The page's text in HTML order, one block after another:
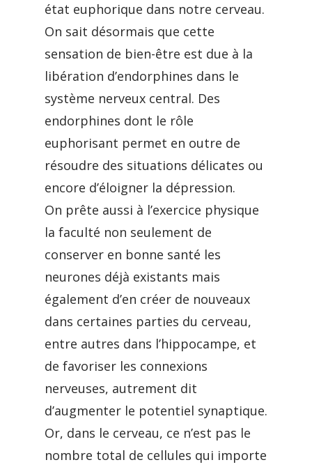
état euphorique dans notre cerveau.
On sait désormais que cette
sensation de bien-être est due à la
libération d’endorphines dans le
système nerveux central. Des
endorphines dont le rôle
euphorisant permet en outre de
résoudre des situations délicates ou
encore d’éloigner la dépression.
On prête aussi à l’exercice physique
la faculté non seulement de
conserver en bonne santé les
neurones déjà existants mais
également d’en créer de nouveaux
dans certaines parties du cerveau,
entre autres dans l’hippocampe, et
de favoriser les connexions
nerveuses, autrement dit
d’augmenter le potentiel synaptique.
Or, dans le cerveau, ce n’est pas le
nombre total de cellules qui importe